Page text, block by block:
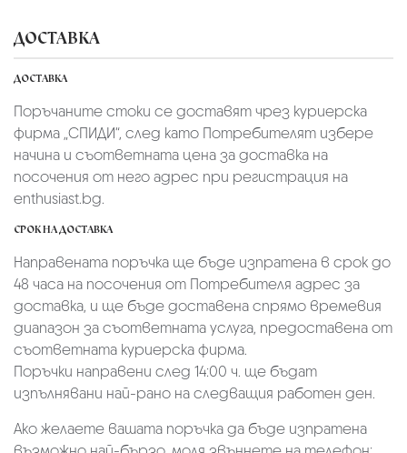
ДОСТАВКА
ДОСТАВКА
Поръчаните стоки се доставят чрез куриерскa
фирмa „СПИДИ“, след като Потребителят избере
начина и съответната цена за доставка на
посочения от него адрес при регистрация на
enthusiast.bg.
СРОК НА ДОСТАВКА
Направената поръчка ще бъде изпратена в срок до
48 часа на посочения от Потребителя адрес за
доставка, и ще бъде доставена спрямо времевия
диапазон за съответната услуга, предоставена от
съответната куриерска фирма.
Поръчки направени след 14:00 ч. ще бъдат
изпълнявани най-рано на следващия работен ден.
Ако желаете вашата поръчка да бъде изпратена